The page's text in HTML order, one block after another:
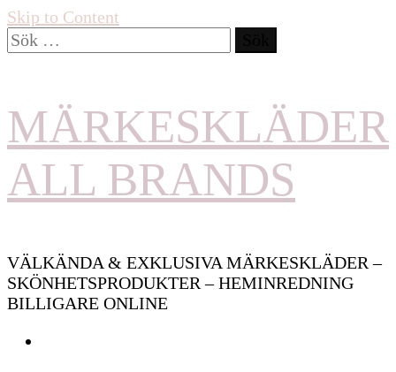
Skip to Content
Sök
efter:
MÄRKESKLÄDER
ALL BRANDS
VÄLKÄNDA & EXKLUSIVA MÄRKESKLÄDER –
SKÖNHETSPRODUKTER – HEMINREDNING
BILLIGARE ONLINE